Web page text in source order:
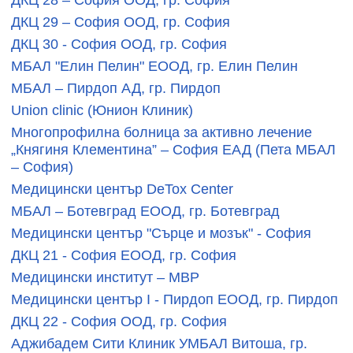
ДКЦ 29 – София ООД, гр. София
ДКЦ 30 - София ООД, гр. София
МБАЛ "Елин Пелин" ЕООД, гр. Елин Пелин
МБАЛ – Пирдоп АД, гр. Пирдоп
Union clinic (Юнион Клиник)
Многопрофилна болница за активно лечение
„Княгиня Клементина” – София EАД (Пета МБАЛ
– София)
Медицински център DeTox Center
МБАЛ – Ботевград ЕООД, гр. Ботевград
Медицински център "Сърце и мозък" - София
ДКЦ 21 - София ЕООД, гр. София
Медицински институт – МВР
Медицински център I - Пирдоп ЕООД, гр. Пирдоп
ДКЦ 22 - София ООД, гр. София
Аджибадем Сити Клиник УМБАЛ Витоша, гр.